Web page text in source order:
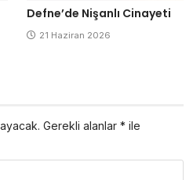
Defne’de Nişanlı Cinayeti
21 Haziran 2026
Gerekli alanlar * ile